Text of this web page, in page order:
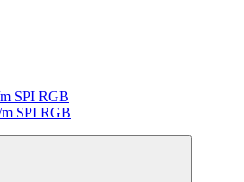
SPI RGB
SPI RGB